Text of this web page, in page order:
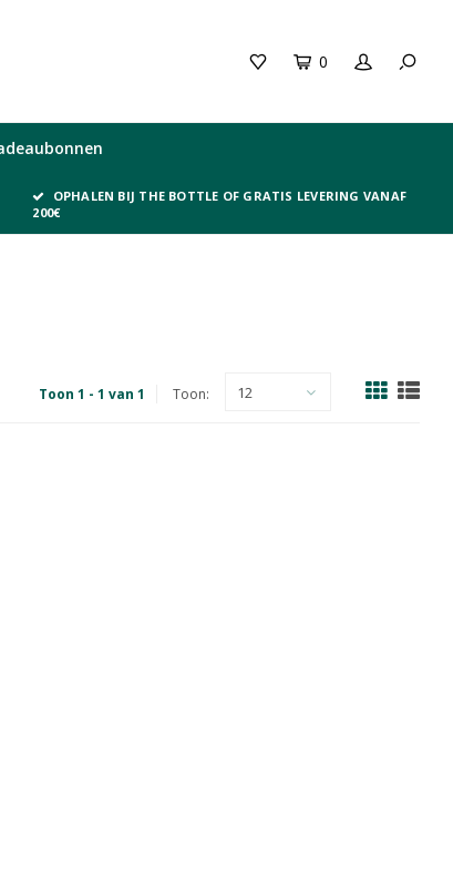
0
OPHALEN BIJ THE BOTTLE OF GRATIS LEVERING VANAF
200€
Toon 1 - 1 van 1 Toon: 12